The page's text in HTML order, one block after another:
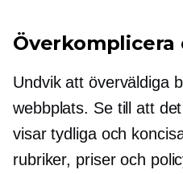
Undvik att överväldiga
webbplats. Se till att
visar tydliga och
rubriker, priser och